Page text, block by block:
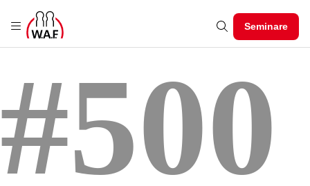
Seminare
#500